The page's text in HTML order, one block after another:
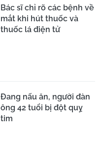
Bác sĩ chỉ rõ các bệnh về
mắt khi hút thuốc và
thuốc lá điện tử
Đang nấu ăn, người đàn
ông 42 tuổi bị đột quỵ
tim